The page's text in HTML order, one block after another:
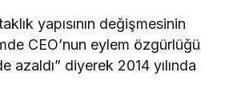
yapısının değişmesinin
CEO’nun eylem özgürlüğü
azaldı” diyerek 2014 yılında